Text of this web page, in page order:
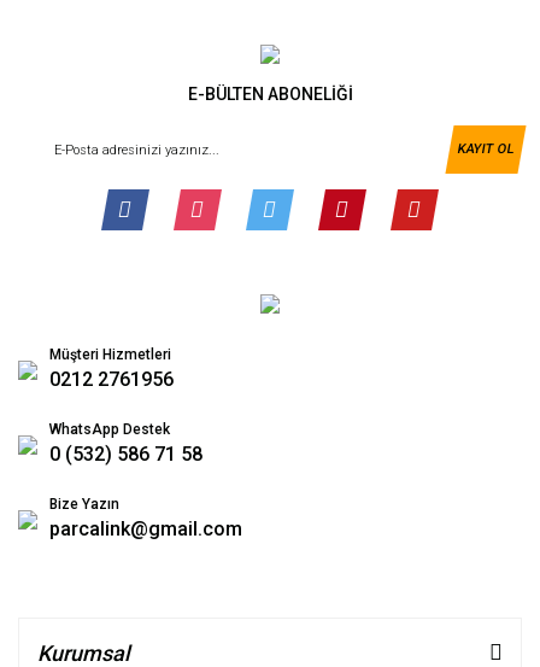
E-BÜLTEN ABONELİĞİ
KAYIT OL
Müşteri Hizmetleri
0212 2761956
WhatsApp Destek
0 (532) 586 71 58
Bize Yazın
parcalink@gmail.com
Kurumsal